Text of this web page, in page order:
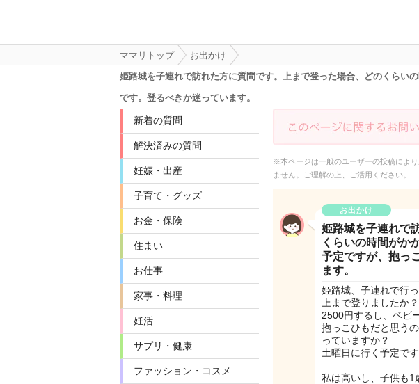
ママリトップ
お出かけ
姫路城を子連れで訪れた方に質問です。上まで登った場合、どのくらい
です。登るべきか迷っています。
新着の質問
解決済みの質問
妊娠・出産
子育て・グッズ
お金・保険
住まい
お仕事
家事・料理
妊活
サプリ・健康
ファッション・コスメ
※本ページは一般のユーザーの投稿によ
ません。ご理解の上、ご活用ください。
お出かけ
姫路城を子連れで
くらいの時間がか
予定ですが、抱っ
ます。
姫路城、子連れで行
上まで登りましたか？
2500円するし、ベビ
抱っこひもだと思う
っていますか？
土曜日に行く予定です
私は高いし、子供も1